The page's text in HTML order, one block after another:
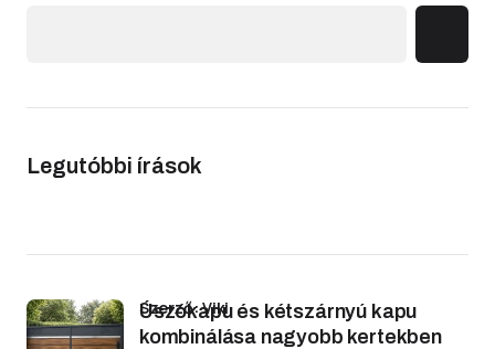
Legutóbbi írások
Úszókapu és kétszárnyú kapu
kombinálása nagyobb kertekben
Szerző: Viki